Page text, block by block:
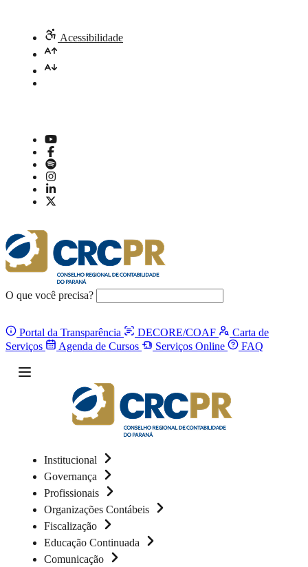
Acessibilidade
O que você precisa?
Portal da Transparência DECORE/COAF
Carta de
Serviços
Agenda de Cursos Serviços Online FAQ
Institucional
Governança
Profissionais
Organizações Contábeis
Fiscalização
Educação Continuada
Comunicação